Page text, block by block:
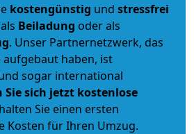
kostengünstig und stressfrei
Beiladung oder als
. Unser Partnernetzwerk, das
aufgebaut haben, ist
sogar international
Sie sich jetzt kostenlose
Sie einen ersten
Kosten für Ihren Umzug.